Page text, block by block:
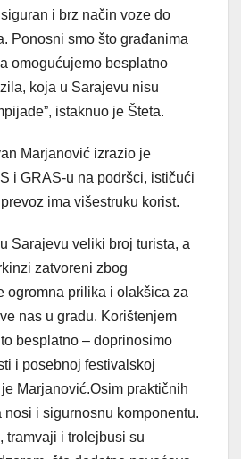
i brz način voze do
Ponosni smo što građanima
omogućujemo besplatno
koja u Sarajevu nisu
istaknuo je Šteta.
Marjanović izrazio je
i GRAS-u na podršci, ističući
ima višestruku korist.
Sarajevu veliki broj turista, a
zatvoreni zbog
ogromna prilika i olakšica za
nas u gradu. Korištenjem
besplatno – doprinosimo
i posebnoj festivalskoj
Marjanović.Osim praktičnih
nosi i sigurnosnu komponentu.
tramvaji i trolejbusi su